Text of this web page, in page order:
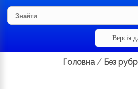
Версія
Головна / Без